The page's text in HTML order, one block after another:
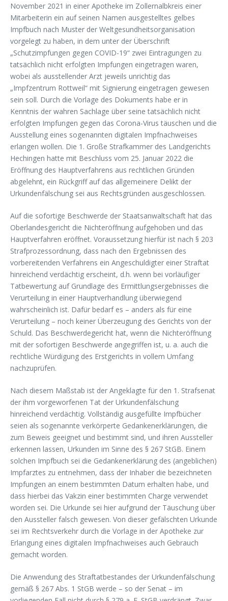
November 2021 in einer Apotheke im Zollernalbkreis einer
Mitarbeiterin ein auf seinen Namen ausgestelltes gelbes
Impfbuch nach Muster der Weltgesundheitsorganisation
vorgelegt zu haben, in dem unter der Überschrift
„Schutzimpfungen gegen COVID-19“ zwei Eintragungen zu
tatsächlich nicht erfolgten Impfungen eingetragen waren,
wobei als ausstellender Arzt jeweils unrichtig das
„Impfzentrum Rottweil“ mit Signierung eingetragen gewesen
sein soll. Durch die Vorlage des Dokuments habe er in
Kenntnis der wahren Sachlage über seine tatsächlich nicht
erfolgten Impfungen gegen das Corona-Virus täuschen und die
Ausstellung eines sogenannten digitalen Impfnachweises
erlangen wollen. Die 1. Große Strafkammer des Landgerichts
Hechingen hatte mit Beschluss vom 25. Januar 2022 die
Eröffnung des Hauptverfahrens aus rechtlichen Gründen
abgelehnt, ein Rückgriff auf das allgemeinere Delikt der
Urkundenfälschung sei aus Rechtsgründen ausgeschlossen.
Auf die sofortige Beschwerde der Staatsanwaltschaft hat das
Oberlandesgericht die Nichteröffnung aufgehoben und das
Hauptverfahren eröffnet. Voraussetzung hierfür ist nach § 203
Strafprozessordnung, dass nach den Ergebnissen des
vorbereitenden Verfahrens ein Angeschuldigter einer Straftat
hinreichend verdächtig erscheint, d.h. wenn bei vorläufiger
Tatbewertung auf Grundlage des Ermittlungsergebnisses die
Verurteilung in einer Hauptverhandlung überwiegend
wahrscheinlich ist. Dafür bedarf es – anders als für eine
Verurteilung – noch keiner Überzeugung des Gerichts von der
Schuld. Das Beschwerdegericht hat, wenn die Nichteröffnung
mit der sofortigen Beschwerde angegriffen ist, u. a. auch die
rechtliche Würdigung des Erstgerichts in vollem Umfang
nachzuprüfen.
Nach diesem Maßstab ist der Angeklagte für den 1. Strafsenat
der ihm vorgeworfenen Tat der Urkundenfälschung
hinreichend verdächtig. Vollständig ausgefüllte Impfbücher
seien als sogenannte verkörperte Gedankenerklärungen, die
zum Beweis geeignet und bestimmt sind, und ihren Aussteller
erkennen lassen, Urkunden im Sinne des § 267 StGB. Einem
solchen Impfbuch sei die Gedankenerklärung des (angeblichen)
Impfarztes zu entnehmen, dass der Inhaber die bezeichneten
Impfungen an einem bestimmten Datum erhalten habe, und
dass hierbei das Vakzin einer bestimmten Charge verwendet
worden sei. Die Urkunde sei hier aufgrund der Täuschung über
den Aussteller falsch gewesen. Von dieser gefälschten Urkunde
sei im Rechtsverkehr durch die Vorlage in der Apotheke zur
Erlangung eines digitalen Impfnachweises auch Gebrauch
gemacht worden.
Die Anwendung des Straftatbestandes der Urkundenfälschung
gemäß § 267 Abs. 1 StGB werde – so der Senat – im